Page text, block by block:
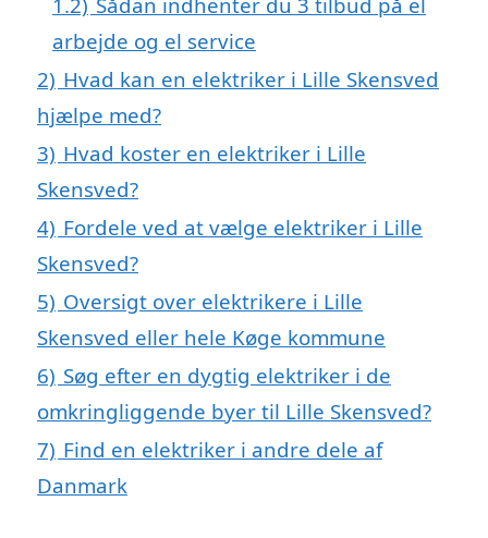
arbejde og el service
2) Hvad kan en elektriker i Lille Skensved
hjælpe med?
3) Hvad koster en elektriker i Lille
Skensved?
4) Fordele ved at vælge elektriker i Lille
Skensved?
5) Oversigt over elektrikere i Lille
Skensved eller hele Køge kommune
6) Søg efter en dygtig elektriker i de
omkringliggende byer til Lille Skensved?
7) Find en elektriker i andre dele af
Danmark